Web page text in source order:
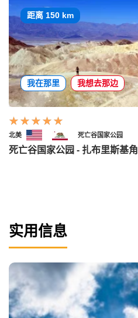
距离 150 km
我在那里 我想去那边
北美 死亡谷国家公园
死亡谷国家公园 - 扎布里斯基角
实用信息